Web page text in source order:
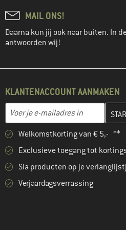
straede
Trollkids (1)
Vaude
MAIL ONS!
Daarna kun jij ook naar buiten. In
antwoorden wij!
KLANTENACCOUNT AANMAKEN
E-mailadres
Vul je e-mailadres hier in en maak
Welkomstkorting van € 5,- **
Exclusieve toegang tot
Sla producten op je
Verjaardagsverrassing